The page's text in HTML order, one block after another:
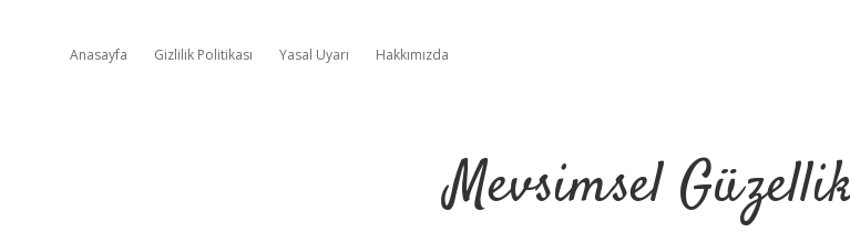
Anasayfa Gizlilik Politikası Yasal Uyarı Hakkımızda
Mevsimsel